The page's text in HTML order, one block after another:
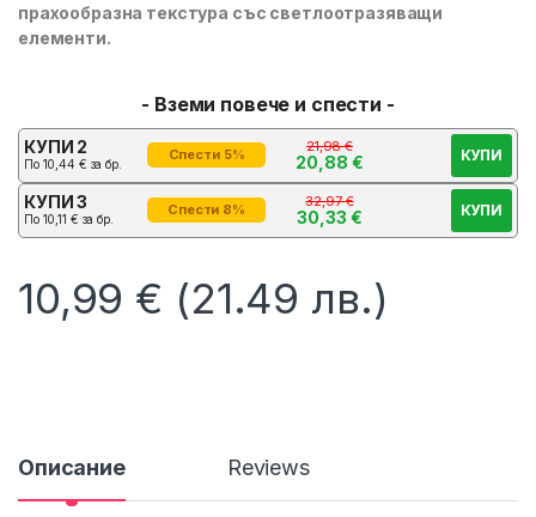
прахообразна текстура със светлоотразяващи
елементи.
- Вземи повече и спести -
КУПИ 2
По 10,44 € за бр.
Спести 5% 21,98€
20,88 € КУПИ
КУПИ 3
По 10,11 € за бр.
Спести 8% 32,97€
30,33 € КУПИ
10,99 € (21.49 лв.)
Описание Reviews